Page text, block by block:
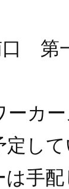
口 第
ーカ
定し
は手